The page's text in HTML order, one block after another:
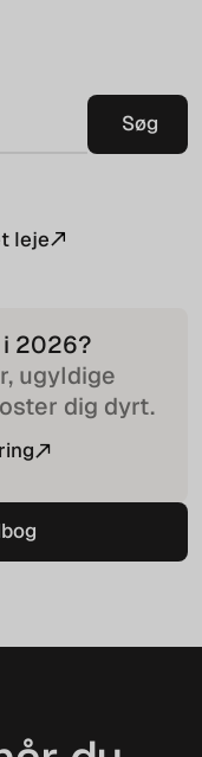
leje
2026?
ugyldige
dig dyrt.